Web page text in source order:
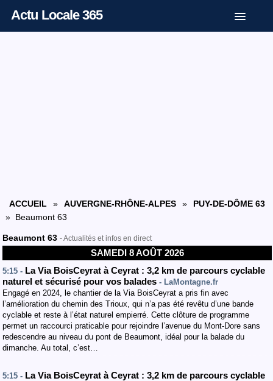
Actu Locale 365
ACCUEIL » AUVERGNE-RHÔNE-ALPES »
PUY-DE-DÔME 63
» Beaumont 63
Beaumont 63 - Actualités et infos en direct
SAMEDI 8 AOÛT 2026
5:15 - La Via BoisCeyrat à Ceyrat : 3,2 km de parcours cyclable
naturel et sécurisé pour vos balades - LaMontagne.fr
Engagé en 2024, le chantier de la Via BoisCeyrat a pris fin avec
l’amélioration du chemin des Trioux, qui n’a pas été revêtu d’une bande
cyclable et reste à l’état naturel empierré. Cette clôture de programme
permet un raccourci praticable pour rejoindre l’avenue du Mont-Dore sans
redescendre au niveau du pont de Beaumont, idéal pour la balade du
dimanche. Au total, c’est…
5:15 - La Via BoisCeyrat à Ceyrat : 3,2 km de parcours cyclable